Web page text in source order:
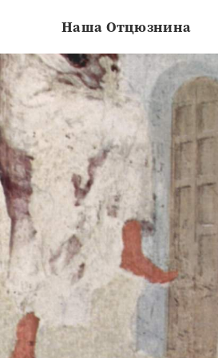
Наша Отцюзнина